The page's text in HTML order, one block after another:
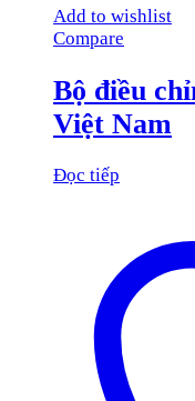
Add to wishlist
Compare
Bộ điều
Việt Nam
Đọc tiếp